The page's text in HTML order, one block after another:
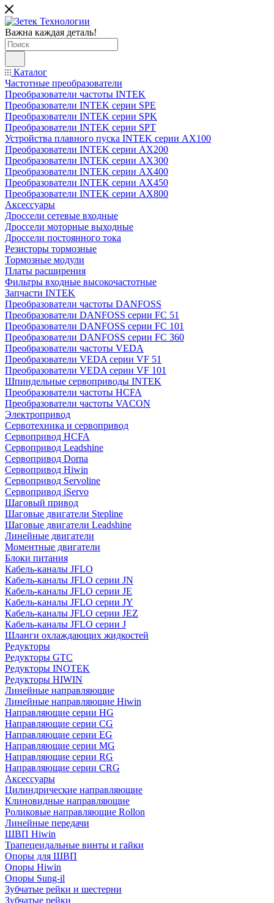
Важна каждая деталь!
Каталог
Частотные преобразователи
Преобразователи частоты INTEK
Преобразователи INTEK серии SPE
Преобразователи INTEK серии SPK
Преобразователи INTEK серии SPT
Устройства плавного пуска INTEK серии AX100
Преобразователи INTEK серии AX200
Преобразователи INTEK серии AX300
Преобразователи INTEK серии AX400
Преобразователи INTEK серии AX450
Преобразователи INTEK серии AX800
Аксессуары
Дроссели сетевые входные
Дроссели моторные выходные
Дроссели постоянного тока
Резисторы тормозные
Тормозные модули
Платы расширения
Фильтры входные высокочастотные
Запчасти INTEK
Преобразователи частоты DANFOSS
Преобразователи DANFOSS серии FC 51
Преобразователи DANFOSS серии FC 101
Преобразователи DANFOSS серии FC 360
Преобразователи частоты VEDA
Преобразователи VEDA серии VF 51
Преобразователи VEDA серии VF 101
Шпиндельные сервоприводы INTEK
Преобразователи частоты HCFA
Преобразователи частоты VACON
Электропривод
Сервотехника и сервопривод
Сервопривод HCFA
Сервопривод Leadshine
Сервопривод Dorna
Сервопривод Hiwin
Сервопривод Servoline
Сервопривод iServo
Шаговый привод
Шаговые двигатели Stepline
Шаговые двигатели Leadshine
Линейные двигатели
Моментные двигатели
Блоки питания
Кабель-каналы JFLO
Кабель-каналы JFLO серии JN
Кабель-каналы JFLO серии JE
Кабель-каналы JFLO серии JY
Кабель-каналы JFLO серии JEZ
Кабель-каналы JFLO серии J
Шланги охлаждающих жидкостей
Редукторы
Редукторы GTC
Редукторы INOTEK
Редукторы HIWIN
Линейные направляющие
Линейные направляющие Hiwin
Направляющие серии HG
Направляющие серии CG
Направляющие серии EG
Направляющие серии MG
Направляющие серии RG
Направляющие серии CRG
Аксессуары
Цилиндрические направляющие
Клиновидные направляющие
Роликовые направляющие Rollon
Линейные передачи
ШВП Hiwin
Трапецеидальные винты и гайки
Опоры для ШВП
Опоры Hiwin
Опоры Sung-il
Зубчатые рейки и шестерни
Зубчатые рейки